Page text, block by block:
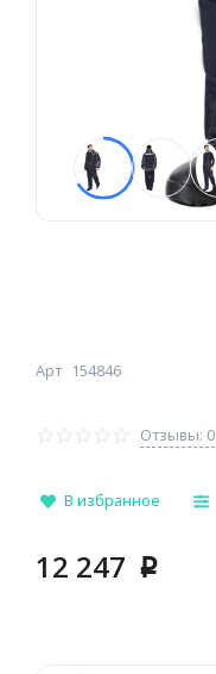
Арт 154846
Отзывы: 0
В избранное
12 247 p